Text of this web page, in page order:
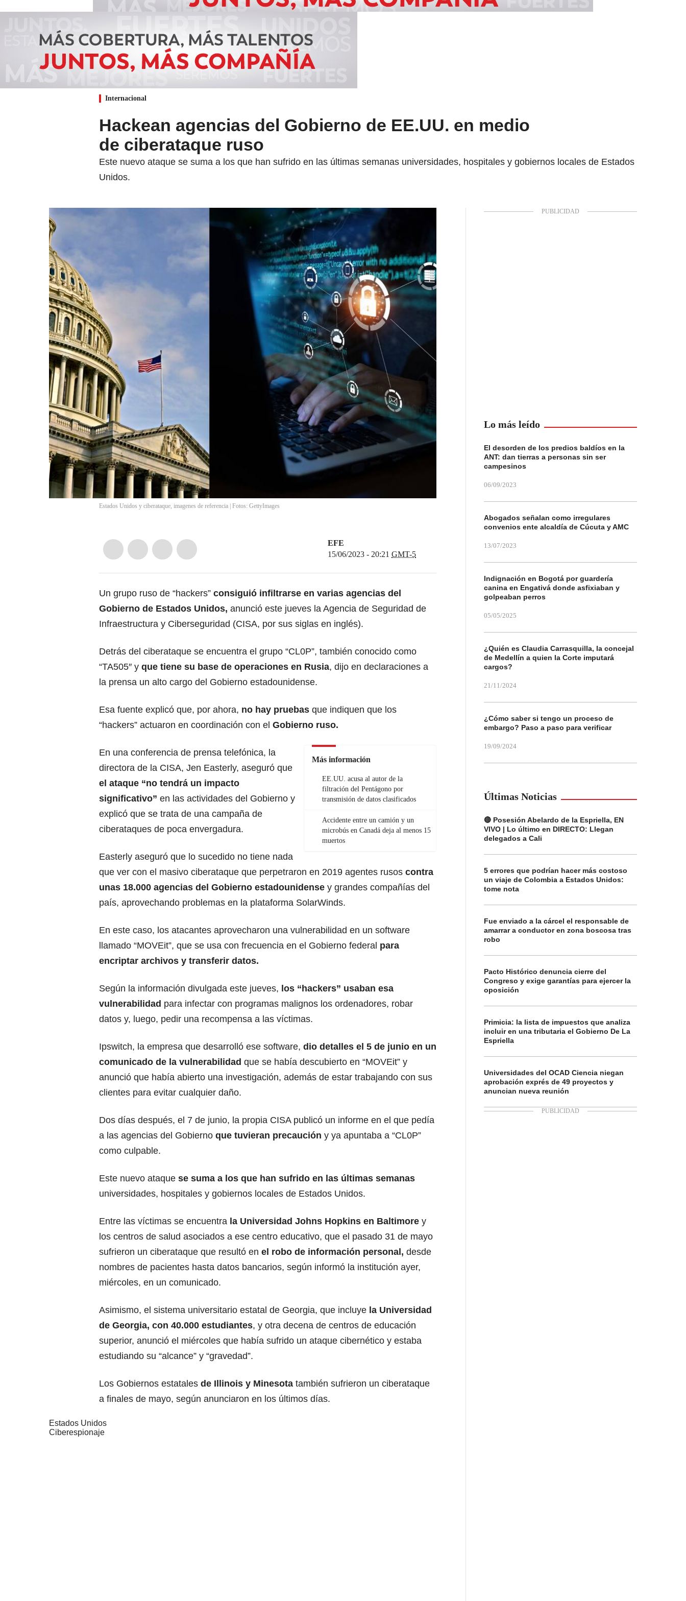
Internacional
Hackean agencias del Gobierno de EE.UU. en medio
de ciberataque ruso
Este nuevo ataque se suma a los que han sufrido en las últimas semanas universidades, hospitales y gobiernos locales de Estados
Unidos.
Estados Unidos y ciberataque, imagenes de referencia | Fotos: GettyImages
EFE
15/06/2023 - 20:21 GMT-5
Un grupo ruso de “hackers” consiguió infiltrarse en varias agencias del
Gobierno de Estados Unidos, anunció este jueves la Agencia de Seguridad de
Infraestructura y Ciberseguridad (CISA, por sus siglas en inglés).
Detrás del ciberataque se encuentra el grupo “CL0P”, también conocido como
“TA505″ y que tiene su base de operaciones en Rusia, dijo en declaraciones a
la prensa un alto cargo del Gobierno estadounidense.
Esa fuente explicó que, por ahora, no hay pruebas que indiquen que los
“hackers” actuaron en coordinación con el Gobierno ruso.
Más información
EE.UU. acusa al autor de la
filtración del Pentágono por
transmisión de datos clasificados
Accidente entre un camión y un
microbús en Canadá deja al menos 15
muertos
En una conferencia de prensa telefónica, la
directora de la CISA, Jen Easterly, aseguró que
el ataque “no tendrá un impacto
significativo” en las actividades del Gobierno y
explicó que se trata de una campaña de
ciberataques de poca envergadura.
Easterly aseguró que lo sucedido no tiene nada
que ver con el masivo ciberataque que perpetraron en 2019 agentes rusos contra
unas 18.000 agencias del Gobierno estadounidense y grandes compañías del
país, aprovechando problemas en la plataforma SolarWinds.
En este caso, los atacantes aprovecharon una vulnerabilidad en un software
llamado “MOVEit”, que se usa con frecuencia en el Gobierno federal para
encriptar archivos y transferir datos.
Según la información divulgada este jueves, los “hackers” usaban esa
vulnerabilidad para infectar con programas malignos los ordenadores, robar
datos y, luego, pedir una recompensa a las víctimas.
Ipswitch, la empresa que desarrolló ese software, dio detalles el 5 de junio en un
comunicado de la vulnerabilidad que se había descubierto en “MOVEit” y
anunció que había abierto una investigación, además de estar trabajando con sus
clientes para evitar cualquier daño.
Dos días después, el 7 de junio, la propia CISA publicó un informe en el que pedía
a las agencias del Gobierno que tuvieran precaución y ya apuntaba a “CL0P”
como culpable.
Este nuevo ataque se suma a los que han sufrido en las últimas semanas
universidades, hospitales y gobiernos locales de Estados Unidos.
Entre las víctimas se encuentra la Universidad Johns Hopkins en Baltimore y
los centros de salud asociados a ese centro educativo, que el pasado 31 de mayo
sufrieron un ciberataque que resultó en el robo de información personal, desde
nombres de pacientes hasta datos bancarios, según informó la institución ayer,
miércoles, en un comunicado.
Asimismo, el sistema universitario estatal de Georgia, que incluye la Universidad
de Georgia, con 40.000 estudiantes, y otra decena de centros de educación
superior, anunció el miércoles que había sufrido un ataque cibernético y estaba
estudiando su “alcance” y “gravedad”.
Los Gobiernos estatales de Illinois y Minesota también sufrieron un ciberataque
a finales de mayo, según anunciaron en los últimos días.
Estados Unidos
Ciberespionaje
Lo más leído
El desorden de los predios baldíos en la
ANT: dan tierras a personas sin ser
campesinos
06/09/2023
Abogados señalan como irregulares
convenios ente alcaldía de Cúcuta y AMC
13/07/2023
Indignación en Bogotá por guardería
canina en Engativá donde asfixiaban y
golpeaban perros
05/05/2025
¿Quién es Claudia Carrasquilla, la concejal
de Medellín a quien la Corte imputará
cargos?
21/11/2024
¿Cómo saber si tengo un proceso de
embargo? Paso a paso para verificar
19/09/2024
Últimas Noticias
🔴 Posesión Abelardo de la Espriella, EN
VIVO | Lo último en DIRECTO: Llegan
delegados a Cali
5 errores que podrían hacer más costoso
un viaje de Colombia a Estados Unidos:
tome nota
Fue enviado a la cárcel el responsable de
amarrar a conductor en zona boscosa tras
robo
Pacto Histórico denuncia cierre del
Congreso y exige garantías para ejercer la
oposición
Primicia: la lista de impuestos que analiza
incluir en una tributaria el Gobierno De La
Espriella
Universidades del OCAD Ciencia niegan
aprobación exprés de 49 proyectos y
anuncian nueva reunión